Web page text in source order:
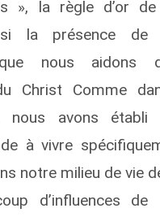
», la règle d’or
la présence de
que nous aidons
Christ Comme
nous avons
à vivre
notre milieu de vie
d’influences de